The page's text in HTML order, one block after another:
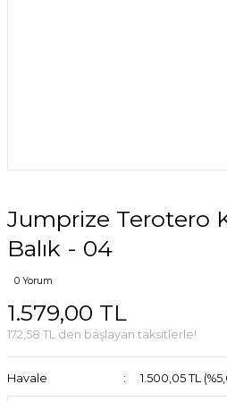
Jumprize Terotero
Balık - 04
0 Yorum
1.579,00 TL
172,58 TL den başlayan taksitlerle!
Havale 1.500,05 TL